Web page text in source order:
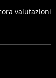
valutazioni